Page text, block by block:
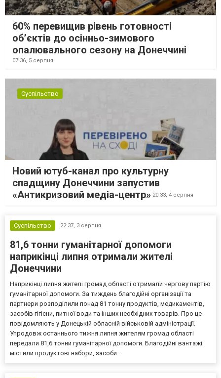
60% перевищив рівень готовності
об’єктів до осінньо-зимового
опалювального сезону на Донеччині
07:36, 5 серпня
Суспільство
Новий ютуб-канал про культурну
спадщину Донеччини запустив
«Антикризовий медіа-центр» 20:33, 4 серпня
Суспільство 22:37, 3 серпня
81,6 тонни гуманітарної допомоги
наприкінці липня отримали жителі
Донеччини
Наприкінці липня жителі громад області отримали чергову партію
гуманітарної допомоги. За тиждень благодійні організації та
партнери розподілили понад 81 тонну продуктів, медикаментів,
засобів гігієни, питної води та інших необхідних товарів. Про це
повідомляють у Донецькій обласній військовій адміністрації.
Упродовж останнього тижня липня жителям громад області
передали 81,6 тонни гуманітарної допомоги. Благодійні вантажі
містили продуктові набори, засоби...